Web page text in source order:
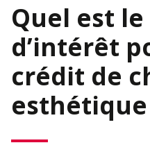
Quel est
d’intérêt
crédit de
esthétique